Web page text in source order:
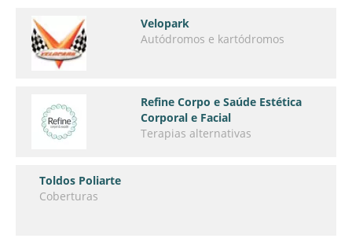
Velopark
Autódromos e kartódromos
Refine Corpo e Saúde Estética
Corporal e Facial
Terapias alternativas
Toldos Poliarte
Coberturas